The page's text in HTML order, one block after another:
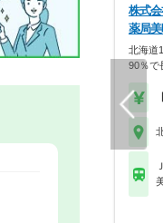
株式
薬局
北海道
90％で